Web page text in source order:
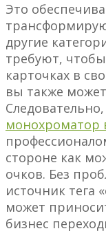
Это
другие
требуют,
карточках в
вы также
монохроматор
стороне как
очков. Без
источник тега
может
бизнес